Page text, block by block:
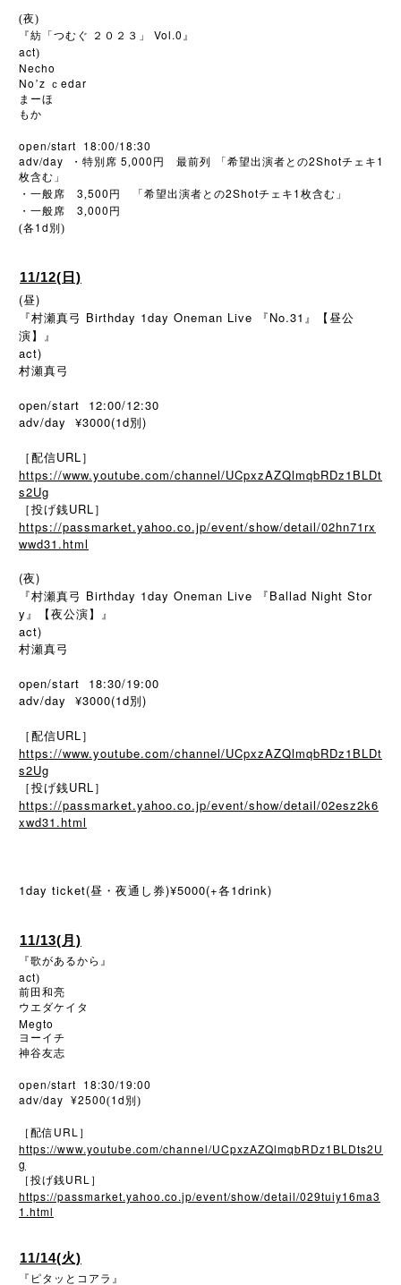
(夜)
『紡「つむぐ
２０２３」 Vol.0 』
act)
Necho
No ’z ｃ edar
まーほ
もか
open/start 18:00/18:30
adv/day
・特別席 5,000 円 最前列 「希望出演者との2Shotチェキ 1
枚含む」
・一般席 3,500 円 「希望出演者との2Shotチェキ 1 枚含む」
・一般席 3,000 円
(各 1d 別)
11/12(日)
(昼)
『村瀬真弓 Birthday 1day Oneman Live 『No.31』【昼公
演】』
act)
村瀬真弓
open/start 12:00/12:30
adv/day ¥3000(1d別)
［配信URL］
https://www.youtube.com/channel/UCpxzAZQlmqbRDz1BLDt
s2Ug
［投げ銭URL］
https://passmarket.yahoo.co.jp/event/show/detail/02hn71rx
wwd31.html
(夜)
『村瀬真弓 Birthday 1day Oneman Live 『Ballad Night Stor
y』【夜公演】』
act)
村瀬真弓
open/start 18:30/19:00
adv/day ¥3000(1d別)
［配信URL］
https://www.youtube.com/channel/UCpxzAZQlmqbRDz1BLDt
s2Ug
［投げ銭URL］
https://passmarket.yahoo.co.jp/event/show/detail/02esz2k6
xwd31.html
1day ticket(昼・夜通し券)¥5000(+各1drink)
11/13(月)
『歌があるから』
act)
前田和亮
ウエダケイタ
Megto
ヨーイチ
神谷友志
open/start 18:30/19:00
adv/day ¥2500(1d 別)
［配信 URL ］
https://www.youtube.com/channel/UCpxzAZQlmqbRDz1BLDts2U
g
［投げ銭URL ］
https://passmarket.yahoo.co.jp/event/show/detail/029tuiy16ma3
1.html
11/14(火)
『ピタッとコアラ』